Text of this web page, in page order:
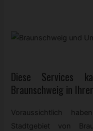
Diese Services
Braunschweig in
Voraussichtlich
Stadtgebiet von